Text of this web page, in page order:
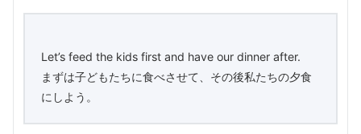
Let’s feed the kids first and have our dinner after.
まずは子どもたちに食べさせて、その後私たちの夕食
にしよう。